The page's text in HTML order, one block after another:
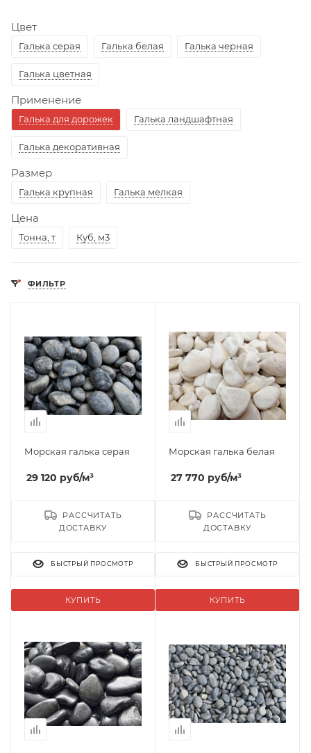
Цвет
Галька серая Галька белая Галька черная
Галька цветная
Применение
Галька для дорожек Галька ландшафтная
Галька декоративная
Размер
Галька крупная Галька мелкая
Цена
Тонна, т Куб, м3
ФИЛЬТР
Морская галька серая
29 120 руб/м³
КУПИТЬ
РАССЧИТАТЬ
ДОСТАВКУ
БЫСТРЫЙ ПРОСМОТР
Морская галька белая
27 770 руб/м³
КУПИТЬ
РАССЧИТАТЬ
ДОСТАВКУ
БЫСТРЫЙ ПРОСМОТР